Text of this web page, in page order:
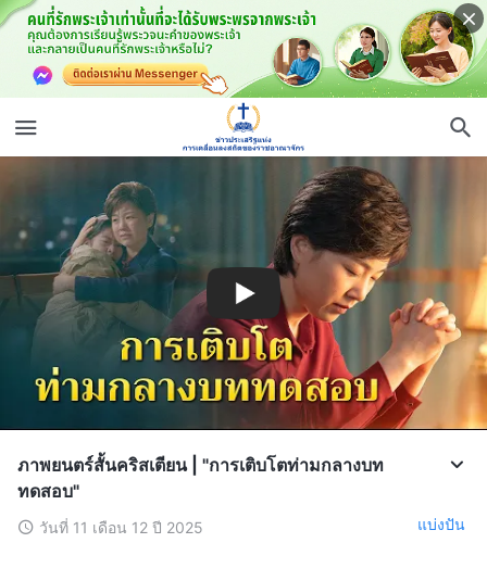
ภาพยนตร์สั้นคริสเตียน | "การเติบโตท่ามกลางบท
ทดสอบ"
วันที่ 11 เดือน 12 ปี 2025 แบ่งปัน